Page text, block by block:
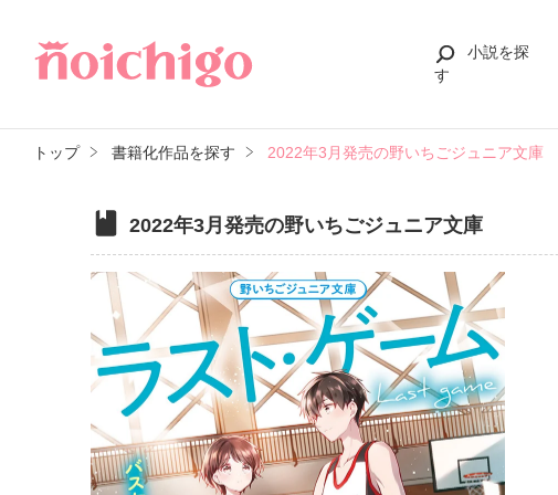
小説を探
す
トップ 書籍化作品を探す 2022年3月発売の野いちごジュニア文庫
2022年3月発売の野いちごジュニア文庫